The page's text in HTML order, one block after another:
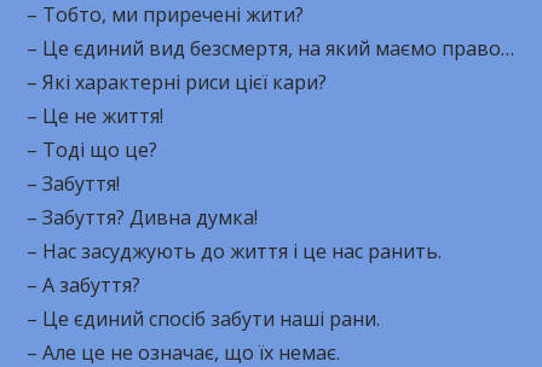
– Тобто, ми приречені жити?
– Це єдиний вид безсмертя, на який маємо право…
– Які характерні риси цієї кари?
– Це не життя!
– Тоді що це?
– Забуття!
– Забуття? Дивна думка!
– Нас засуджують до життя і це нас ранить.
– А забуття?
– Це єдиний спосіб забути наші рани.
– Але це не означає, що їх немає.